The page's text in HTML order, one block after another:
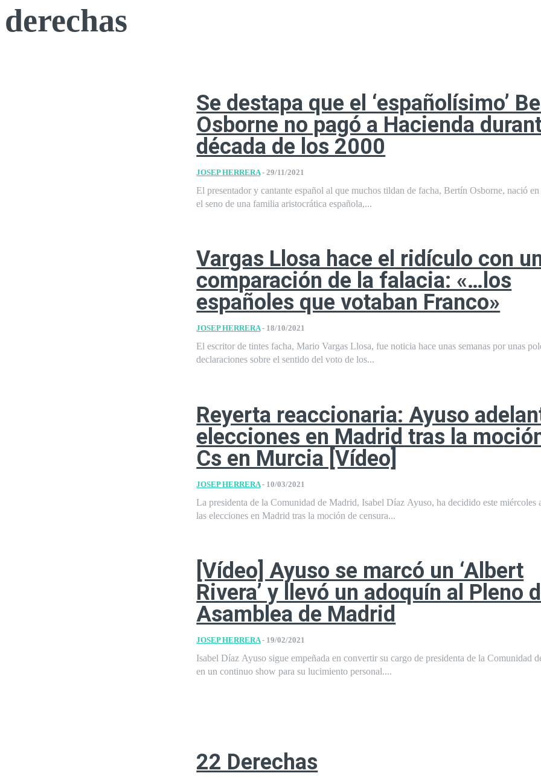
derechas
Se destapa que el ‘españolísimo’
Osborne no pagó a Hacienda
década de los 2000
JOSEP HERRERA - 29/11/2021
El presentador y cantante español al que muchos tildan de facha, Bertín Osborne, nació
el seno de una familia aristocrática española,...
Vargas Llosa hace el ridículo con
comparación de la falacia: «…los
españoles que votaban Franco»
JOSEP HERRERA - 18/10/2021
El escritor de tintes facha, Mario Vargas Llosa, fue noticia hace unas semanas por unas
declaraciones sobre el sentido del voto de los...
Reyerta reaccionaria: Ayuso
elecciones en Madrid tras la
Cs en Murcia [Vídeo]
JOSEP HERRERA - 10/03/2021
La presidenta de la Comunidad de Madrid, Isabel Díaz Ayuso, ha decidido este miércoles
las elecciones en Madrid tras la moción de censura...
[Vídeo] Ayuso se marcó un ‘Albert
Rivera’ y llevó un adoquín al Pleno
Asamblea de Madrid
JOSEP HERRERA - 19/02/2021
Isabel Díaz Ayuso sigue empeñada en convertir su cargo de presidenta de la Comunidad
en un continuo show para su lucimiento personal....
22 Derechas